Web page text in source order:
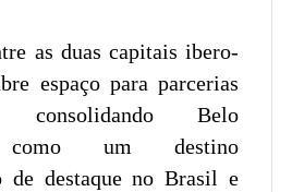
as duas capitais ibero-
espaço para parcerias
consolidando Belo
como um destino
de destaque no Brasil e